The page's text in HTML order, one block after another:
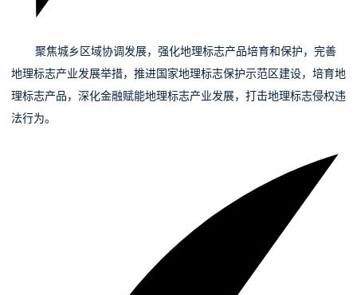
聚焦城乡区域协调发展， 强化地理标志产品培育和保护，完善
地理标志产业发展举措，推进国家地理标志保护示范区建设，培育地
理标志产品，深化金融赋能地理标志产业发展，打击地理标志侵权违
法行为。